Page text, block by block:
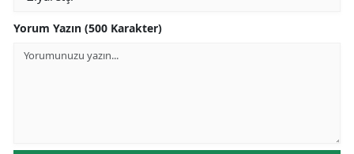
Yorum Yazın (500 Karakter)